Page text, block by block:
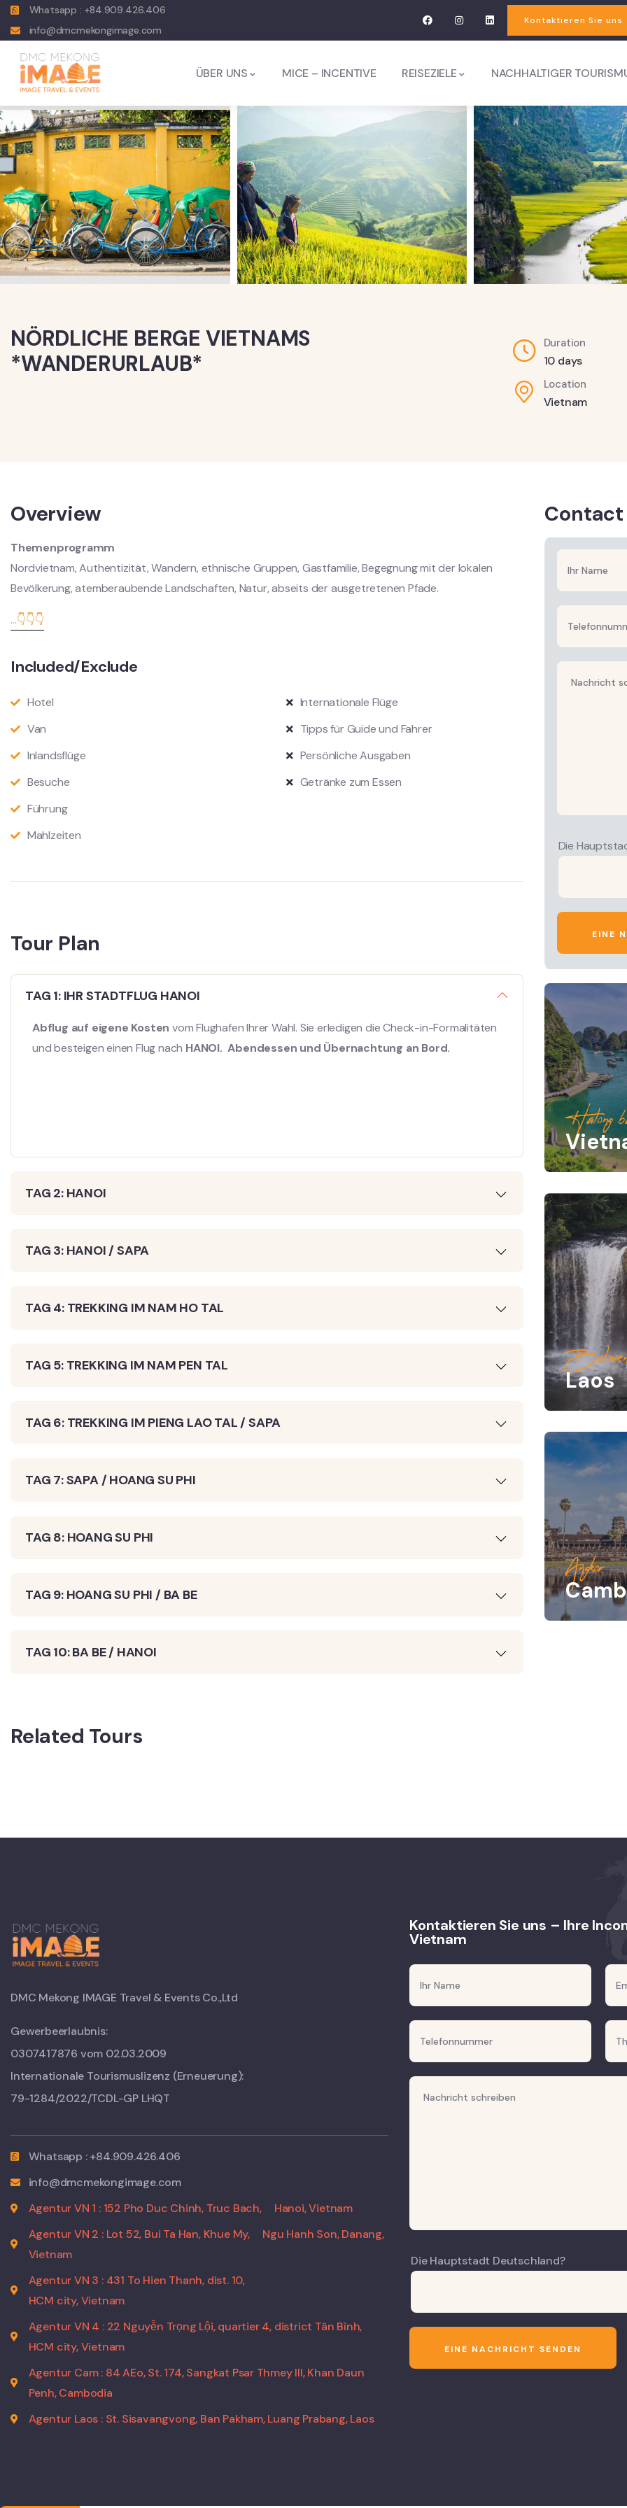
Whatsapp : +84.909.426.406
info@dmcmekongimage.com
Kontaktieren Sie uns
ÜBER UNS MICE – INCENTIVE REISEZIELE NACHHALTIGER
NÖRDLICHE BERGE VIETNAMS
*WANDERURLAUB*
Duration
10 days
Location
Vietnam
Overview
Themenprogramm
Nordvietnam, Authentizität, Wandern, ethnische Gruppen, Gastfamilie, Begegnung mit der lokalen
Bevölkerung, atemberaubende Landschaften, Natur, abseits der ausgetretenen Pfade.
...👇👇👇
Included/Exclude
Hotel
Van
Inlandsflüge
Besuche
Führung
Mahlzeiten
Internationale Flüge
Tipps für Guide und Fahrer
Persönliche Ausgaben
Getränke zum Essen
Tour Plan
TAG 1: IHR STADTFLUG HANOI
Abflug auf eigene Kosten vom Flughafen Ihrer Wahl. Sie erledigen die Check-in-Formalitäten
und besteigen einen Flug nach HANOI. Abendessen und Übernachtung an Bord.
TAG 2: HANOI
TAG 3: HANOI / SAPA
TAG 4: TREKKING IM NAM HO TAL
TAG 5: TREKKING IM NAM PEN TAL
TAG 6: TREKKING IM PIENG LAO TAL / SAPA
TAG 7: SAPA / HOANG SU PHI
TAG 8: HOANG SU PHI
TAG 9: HOANG SU PHI / BA BE
TAG 10: BA BE / HANOI
Related Tours
Contact
Die
Halong
Laos
Angkor
DMC Mekong IMAGE Travel & Events Co.,Ltd
Gewerbeerlaubnis:
0307417876 vom 02.03.2009
Internationale Tourismuslizenz (Erneuerung):
79-1284/2022/TCDL-GP LHQT
Whatsapp : +84.909.426.406
info@dmcmekongimage.com
Agentur VN 1 : 152 Pho Duc Chinh, Truc Bach,
Hanoi, Vietnam
Agentur VN 2 : Lot 52, Bui Ta Han, Khue My,
Ngu Hanh Son, Danang,
Vietnam
Agentur VN 3 : 431 To Hien Thanh, dist. 10,
HCM city, Vietnam
Agentur VN 4 : 22 Nguyễn Trọng Lội, quartier 4, district Tân Bình,
HCM city, Vietnam
Agentur Cam : 84 AEo, St. 174, Sangkat Psar Thmey III, Khan Daun
Penh, Cambodia
Agentur Laos : St. Sisavangvong, Ban Pakham, Luang Prabang, Laos
Kontaktieren Sie uns – Ihre
Vietnam
Die Hauptstadt Deutschland?